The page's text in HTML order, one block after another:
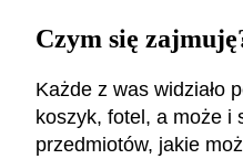
Czym się
Każde z was widziało
koszyk, fotel, a może i
przedmiotów, jakie